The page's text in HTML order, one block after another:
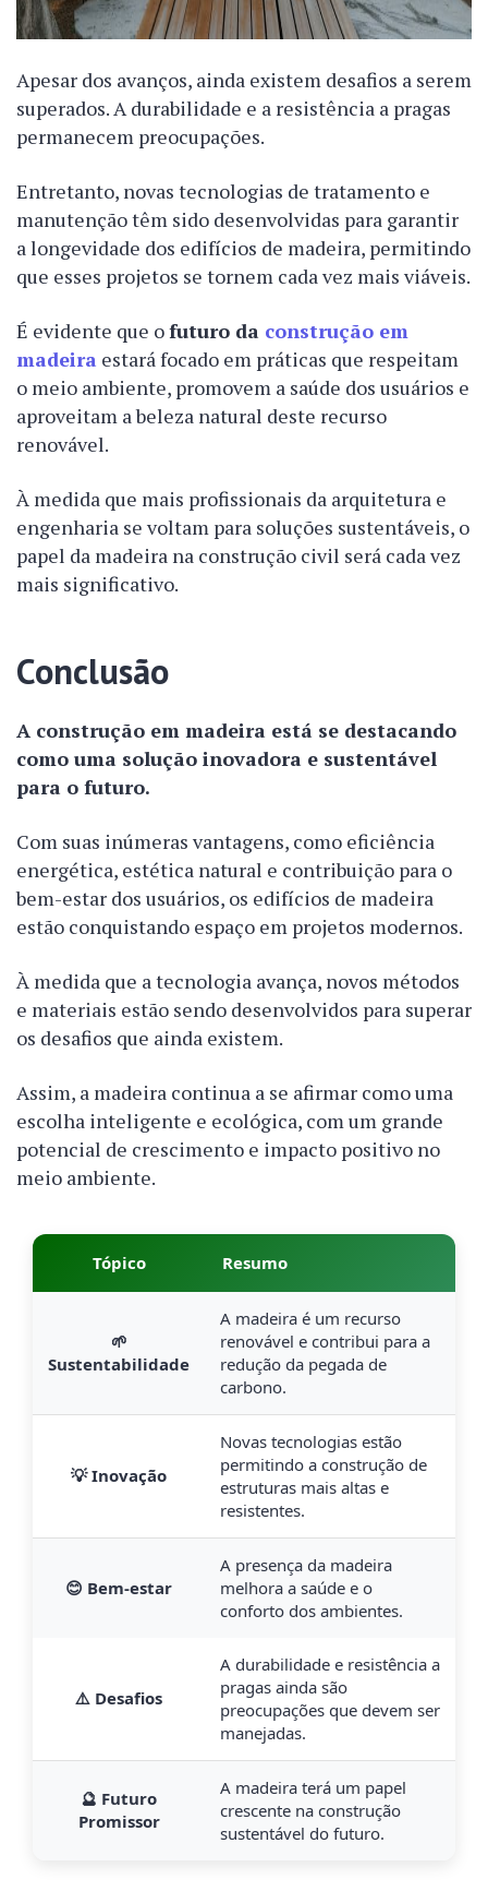
Apesar dos avanços, ainda existem desafios a serem
superados. A durabilidade e a resistência a pragas
permanecem preocupações.
Entretanto, novas tecnologias de tratamento e
manutenção têm sido desenvolvidas para garantir
a longevidade dos edifícios de madeira, permitindo
que esses projetos se tornem cada vez mais viáveis.
É evidente que ofuturo da construção em
madeira estará focado em práticas que respeitam
o meio ambiente, promovem a saúde dos usuários e
aproveitam a beleza natural deste recurso
renovável.
À medida que mais profissionais da arquitetura e
engenharia se voltam para soluções sustentáveis, o
papel da madeira na construção civil será cada vez
mais significativo.
Conclusão
A construção em madeira está se destacando
como uma solução inovadora e sustentável
para o futuro.
Com suas inúmeras vantagens, como eficiência
energética, estética natural e contribuição para o
bem-estar dos usuários, os edifícios de madeira
estão conquistando espaço em projetos modernos.
À medida que a tecnologia avança, novos métodos
e materiais estão sendo desenvolvidos para superar
os desafios que ainda existem.
Assim, a madeira continua a se afirmar como uma
escolha inteligente e ecológica, com um grande
potencial de crescimento e impacto positivo no
meio ambiente.
Tópico Resumo
🌱
Sustentabilidade
A madeira é um recurso
renovável e contribui para a
redução da pegada de
carbono.
💡 Inovação
Novas tecnologias estão
permitindo a construção de
estruturas mais altas e
resistentes.
😊 Bem-estar
A presença da madeira
melhora a saúde e o
conforto dos ambientes.
⚠️ Desafios
A durabilidade e resistência a
pragas ainda são
preocupações que devem ser
manejadas.
🔮 Futuro
Promissor
A madeira terá um papel
crescente na construção
sustentável do futuro.